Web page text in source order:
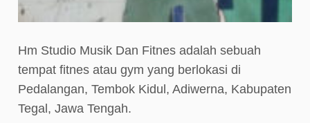
Hm Studio Musik Dan Fitnes adalah sebuah
tempat fitnes atau gym yang berlokasi di
Pedalangan, Tembok Kidul, Adiwerna, Kabupaten
Tegal, Jawa Tengah.